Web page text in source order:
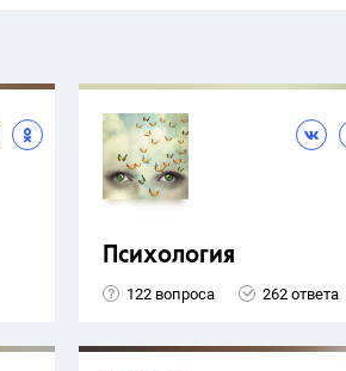
Психология
122 вопроса 262 ответа